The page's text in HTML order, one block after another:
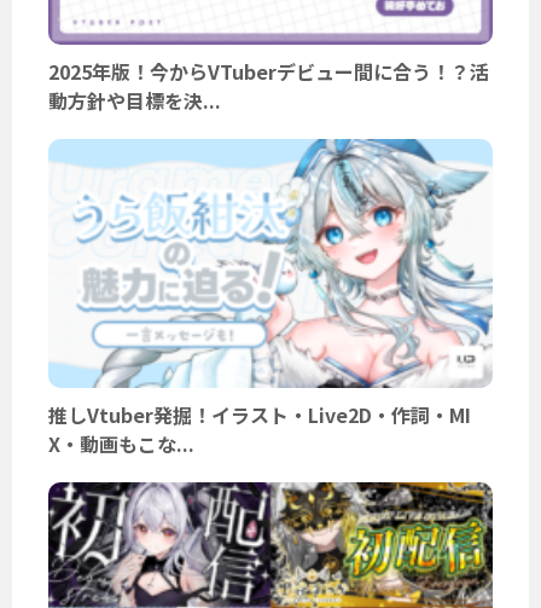
2025年版！今からVTuberデビュー間に合う！？活
動方針や目標を決...
推しVtuber発掘！イラスト・Live2D・作詞・MI
X・動画もこな...